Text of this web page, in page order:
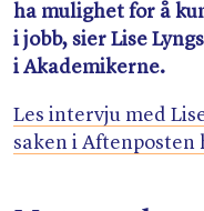
ha mulighet for å
i jobb, sier Lise
i Akademikerne.
Les intervju med
saken i Aftenposten